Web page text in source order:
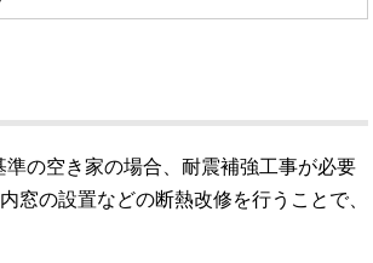
の空き家の場合、耐震補強工事が必要
窓の設置などの断熱改修を行うことで、